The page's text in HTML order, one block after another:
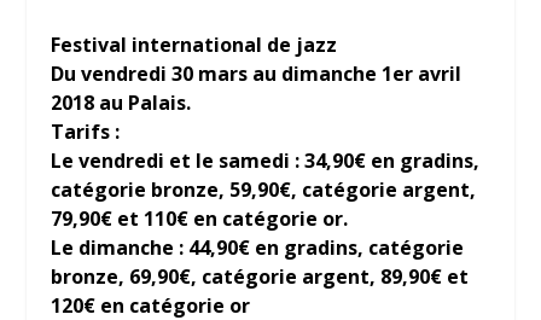
Festival international de jazz
Du vendredi 30 mars au dimanche 1er avril
2018 au Palais.
Tarifs :
Le vendredi et le samedi : 34,90€ en gradins,
catégorie bronze, 59,90€, catégorie argent,
79,90€ et 110€ en catégorie or.
Le dimanche : 44,90€ en gradins, catégorie
bronze, 69,90€, catégorie argent, 89,90€ et
120€ en catégorie or